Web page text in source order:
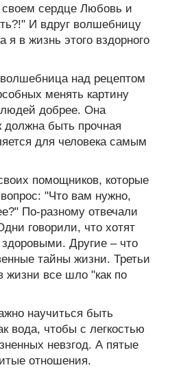
своем сердце Любовь и
И вдруг волшебницу
в жизнь этого вздорного
над рецептом
менять картину
добрее. Она
должна быть прочная
для человека самым
помощников, которые
"Что вам нужно,
По-разному отвечали
говорили, что хотят
Другие – что
тайны жизни. Третьи
жизни все шло "как по
научиться быть
вода, чтобы с легкостью
невзгод. А пятые
отношения.